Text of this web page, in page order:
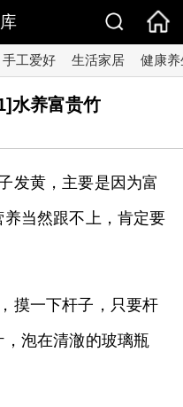
手工爱好 生活家居 健康养
水养富贵竹
发黄，主要是因为富
当然跟不上，肯定要
摸一下杆子，只要杆
泡在清澈的玻璃瓶